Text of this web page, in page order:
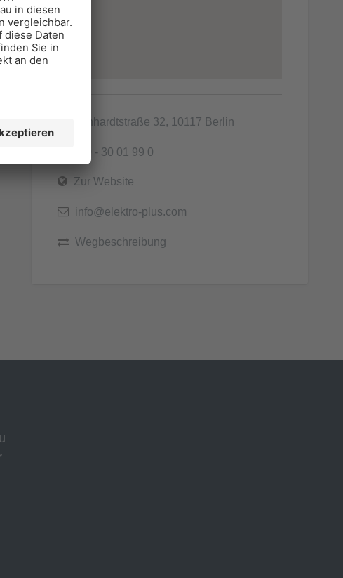
Reinhardtstraße 32, 10117 Berlin
030 - 30 01 99 0
Zur Website
info@elektro-plus.com
Wegbeschreibung